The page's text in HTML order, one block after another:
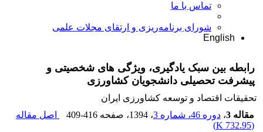
تماس با ما
شورای برنامه‌ریزی و ارتقای مجلات علمی
English
رابطه بین سبک یادگیری، ویژگی های شخصیتی و
پیشرفت تحصیلی دانشجویان کشاورزی
تحقیقات اقتصاد و توسعه کشاورزی ایران
مقاله 3
، دوره 46، شماره 3 ، 1394 ، صفحه 409-416
اصل مقاله
(
732.95 K
)